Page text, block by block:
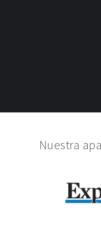
Nuestra